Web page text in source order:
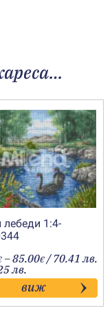
лебеди 1:4-
–85.00€Price
range:
36.00€
through
85.00€
/ 70.41 лв.
лв.
виж